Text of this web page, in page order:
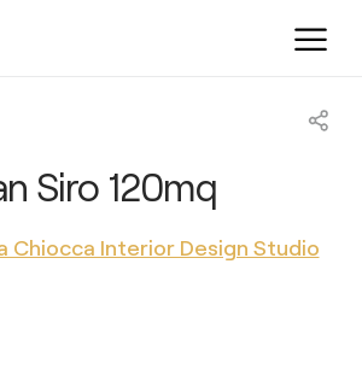
Siro 120mq
Chiocca Interior Design Studio